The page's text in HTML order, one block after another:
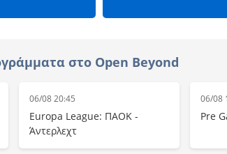
στο Open Beyond
06/08 20:45
Europa League: ΠΑΟΚ -
Άντερλεχτ
06/08
Pre